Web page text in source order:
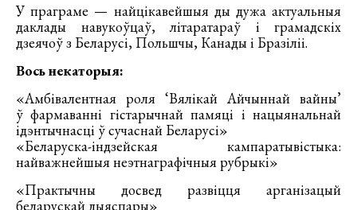
У праграме — найцікавейшыя ды дужа актуальныя
даклады навукоўцаў, літаратараў і грамадскіх
дзеячоў з Беларусі, Польшчы, Канады і Бразіліі.
Вось некаторыя:
«Амбівалентная роля ‘Вялікай Айчыннай вайны’
ў фармаванні гістарычнай памяці і нацыянальнай
ідэнтычнасці ў сучаснай Беларусі»
«Беларуска-індзейская кампаратывістыка:
найважнейшыя неэтнаграфічныя рубрыкі»
«Практычны досвед развіцця арганізацый
беларускай дыяспары»